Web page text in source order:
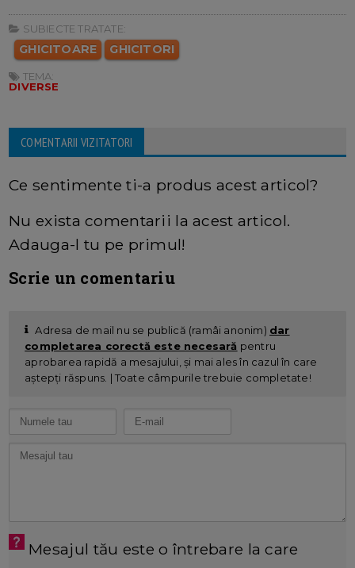
SUBIECTE TRATATE:
GHICITOARE GHICITORI
TEMA:
DIVERSE
COMENTARII VIZITATORI
Ce sentimente ti-a produs acest articol?
Nu exista comentarii la acest articol.
Adauga-l tu pe primul!
Scrie un comentariu
Adresa de mail nu se publică (ramâi anonim) dar
completarea corectă este necesară pentru
aprobarea rapidă a mesajului, și mai ales în cazul în care
aștepți răspuns. | Toate câmpurile trebuie completate!
Mesajul tău este o întrebare la care